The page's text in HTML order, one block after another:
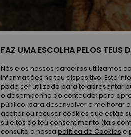
FAZ UMA ESCOLHA PELOS TEUS
Nós e os nossos parceiros utilizamos
informações no teu dispositivo. Esta
pode ser utilizada para te apresentar
o desempenho do conteúdo; para
público; para desenvolver e melhorar
aceitar ou recusar cookies que estão
sujeitos ao teu consentimento (tais
consulta a nossa política de Cookies e